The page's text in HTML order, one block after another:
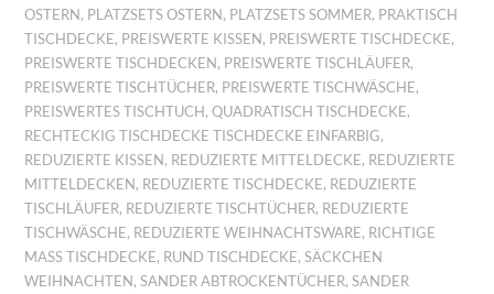
OSTERN, PLATZSETS OSTERN, PLATZSETS SOMMER, PRAKTISCH
TISCHDECKE, PREISWERTE KISSEN, PREISWERTE TISCHDECKE,
PREISWERTE TISCHDECKEN, PREISWERTE TISCHLÄUFER,
PREISWERTE TISCHTÜCHER, PREISWERTE TISCHWÄSCHE,
PREISWERTES TISCHTUCH,QUADRATISCH TISCHDECKE,
RECHTECKIG TISCHDECKE TISCHDECKE EINFARBIG,
REDUZIERTE KISSEN, REDUZIERTE MITTELDECKE, REDUZIERTE
MITTELDECKEN, REDUZIERTE TISCHDECKE, REDUZIERTE
TISCHLÄUFER, REDUZIERTE TISCHTÜCHER, REDUZIERTE
TISCHWÄSCHE, REDUZIERTE WEIHNACHTSWARE, RICHTIGE
MASS TISCHDECKE
, RUND TISCHDECKE,SÄCKCHEN
WEIHNACHTEN,SANDER ABTROCKENTÜCHER,SANDER